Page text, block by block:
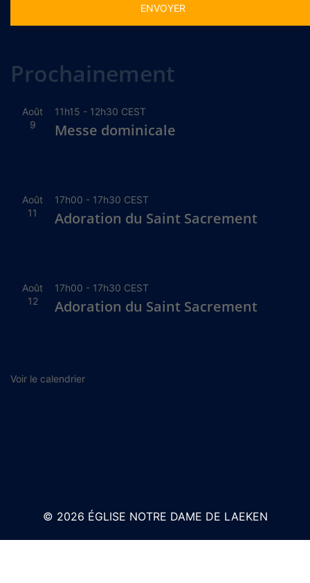
Prochainement
Août
9
11h15 - 12h30 CEST
Messe dominicale
Août
11
17h00 - 17h30 CEST
Adoration du Saint Sacrement
Août
12
17h00 - 17h30 CEST
Adoration du Saint Sacrement
Voir le calendrier
© 2026 ÉGLISE NOTRE DAME DE LAEKEN